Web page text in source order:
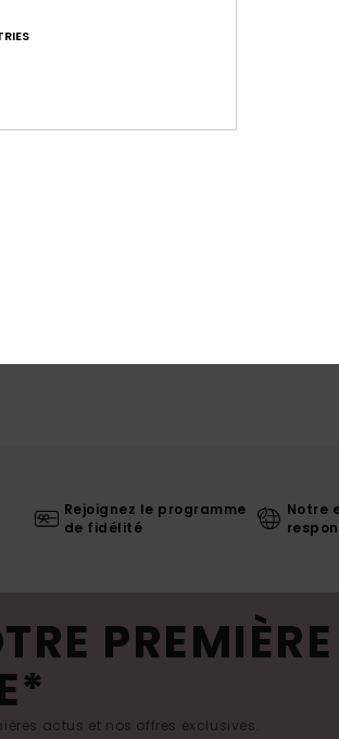
Rejoignez le programme
de fidélité
Notre
PREMIÈRE
actus et nos offres exclusives.